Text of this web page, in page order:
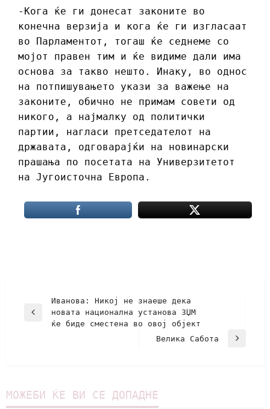
-Кога ќе ги донесат законите во
конечна верзија и кога ќе ги изгласаат
во Парламентот, тогаш ќе седнеме со
мојот правен тим и ќе видиме дали има
основа за такво нешто. Инаку, во однос
на потпишувањето укази за важење на
законите, обично не примам совети од
никого, а најмалку од политички
партии, нагласи претседателот на
државата, одговарајќи на новинарски
прашања по посетата на Универзитетот
на Југоисточна Европа.
Иванова: Никој не знаеше дека
новата национална установа ЗЏМ
ќе биде сместена во овој објект
Велика Сабота
МОЖЕБИ ЌЕ ВИ СЕ ДОПАДНЕ